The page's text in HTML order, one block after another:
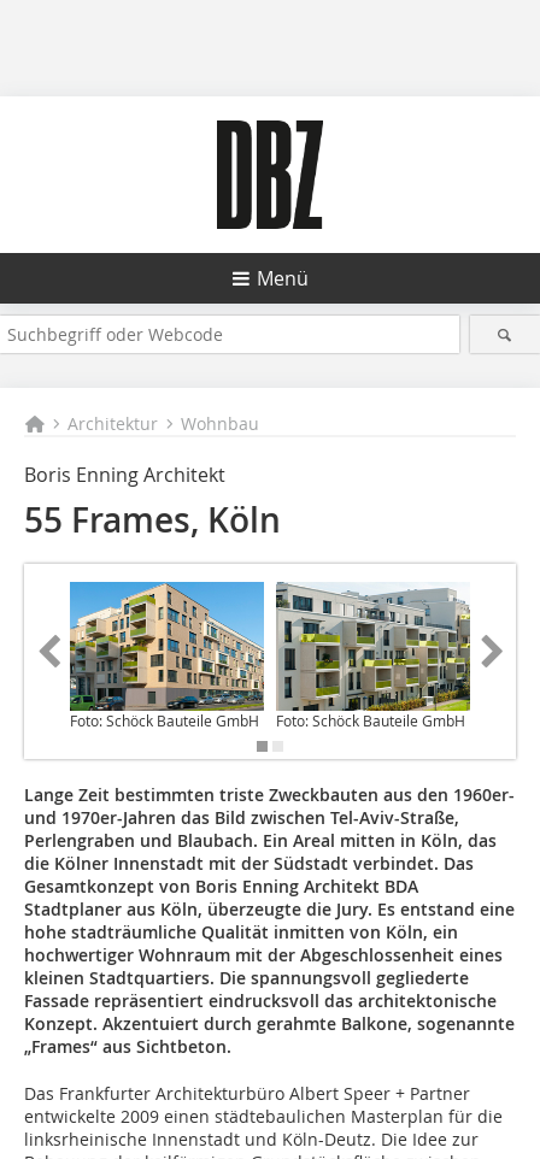
Menü
Architektur Wohnbau
Boris Enning Architekt
55 Frames, Köln
Foto: Schöck Bauteile GmbH Foto: Schöck Bauteile GmbH
Lange Zeit bestimmten triste Zweckbauten aus den 1960er-
und 1970er-Jahren das Bild zwischen Tel-Aviv-Straße,
Perlengraben und Blaubach. Ein Areal mitten in Köln, das
die Kölner Innenstadt mit der Südstadt verbindet. Das
Gesamtkonzept von Boris Enning Architekt BDA
Stadtplaner aus Köln, überzeugte die Jury. Es entstand eine
hohe stadträumliche Qualität inmitten von Köln, ein
hochwertiger Wohnraum mit der Abgeschlossenheit eines
kleinen Stadtquartiers. Die spannungsvoll gegliederte
Fassade repräsentiert eindrucksvoll das architektonische
Konzept. Akzentuiert durch gerahmte Balkone, sogenannte
„Frames“ aus Sichtbeton.
Das Frankfurter Architekturbüro Albert Speer + Partner
entwickelte 2009 einen städtebaulichen Masterplan für die
linksrheinische Innenstadt und Köln-Deutz. Die Idee zur